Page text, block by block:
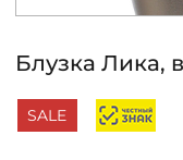
РОЗНИЧНЫМ
ДОСТАВКА
Блузка Лика,
SALE